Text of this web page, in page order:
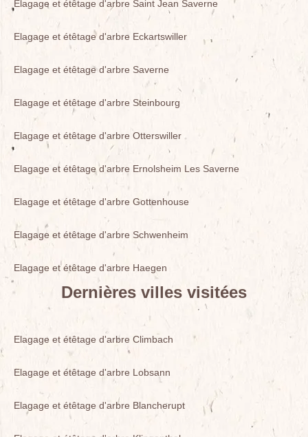
Elagage et étêtage d'arbre Saint Jean Saverne
Elagage et étêtage d'arbre Eckartswiller
Elagage et étêtage d'arbre Saverne
Elagage et étêtage d'arbre Steinbourg
Elagage et étêtage d'arbre Otterswiller
Elagage et étêtage d'arbre Ernolsheim Les Saverne
Elagage et étêtage d'arbre Gottenhouse
Elagage et étêtage d'arbre Schwenheim
Elagage et étêtage d'arbre Haegen
Dernières villes visitées
Elagage et étêtage d'arbre Climbach
Elagage et étêtage d'arbre Lobsann
Elagage et étêtage d'arbre Blancherupt